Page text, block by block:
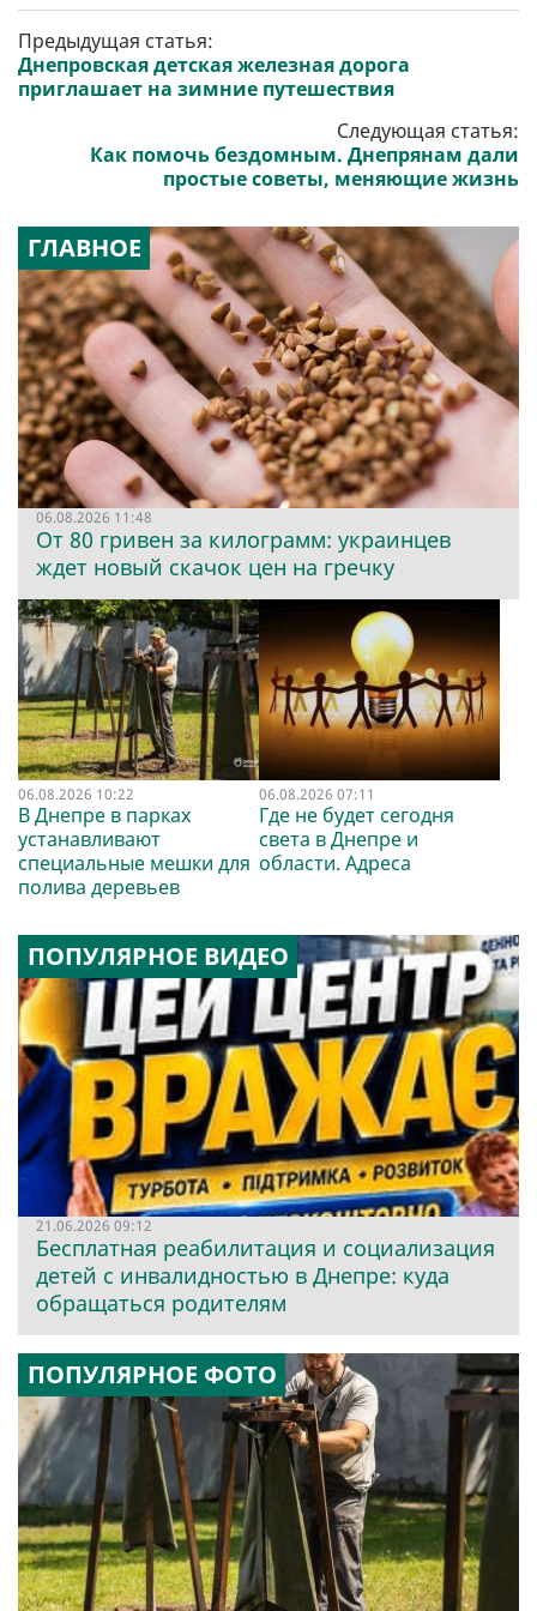
Предыдущая статья:
Днепровская детская железная дорога
приглашает на зимние путешествия
Следующая статья:
Как помочь бездомным. Днепрянам дали
простые советы, меняющие жизнь
ГЛАВНОЕ
06.08.2026 11:48
От 80 гривен за килограмм: украинцев
ждет новый скачок цен на гречку
06.08.2026 10:22
В Днепре в парках
устанавливают
специальные мешки для
полива деревьев
06.08.2026 07:11
Где не будет сегодня
света в Днепре и
области. Адреса
ПОПУЛЯРНОЕ ВИДЕО
21.06.2026 09:12
Бесплатная реабилитация и социализация
детей с инвалидностью в Днепре: куда
обращаться родителям
ПОПУЛЯРНОЕ ФОТО